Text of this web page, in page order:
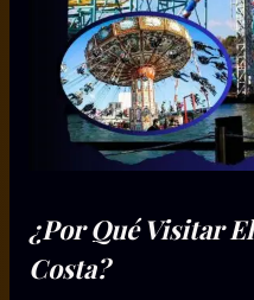
¿Por Qué Visitar
Costa?